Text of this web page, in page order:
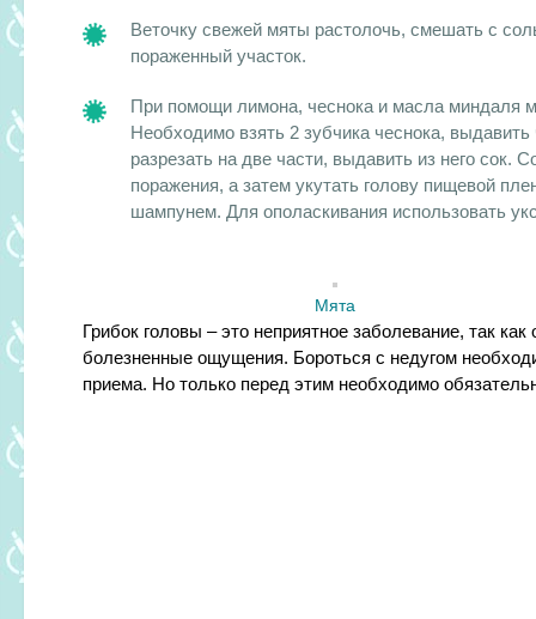
Веточку свежей мяты растолочь, смешать с
пораженный участок.
При помощи лимона, чеснока и масла миндаля
Необходимо взять 2 зубчика чеснока,
разрезать на две части, выдавить из него сок.
поражения, а затем укутать голову пищевой
шампунем. Для ополаскивания использовать
Мята
Грибок головы – это неприятное заболевание, так
болезненные ощущения. Бороться с недугом
приема. Но только перед этим необходимо